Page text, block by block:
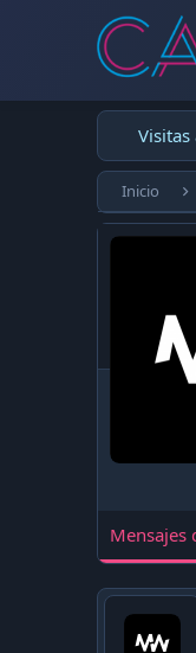
Visitas
Inicio
Mensajes